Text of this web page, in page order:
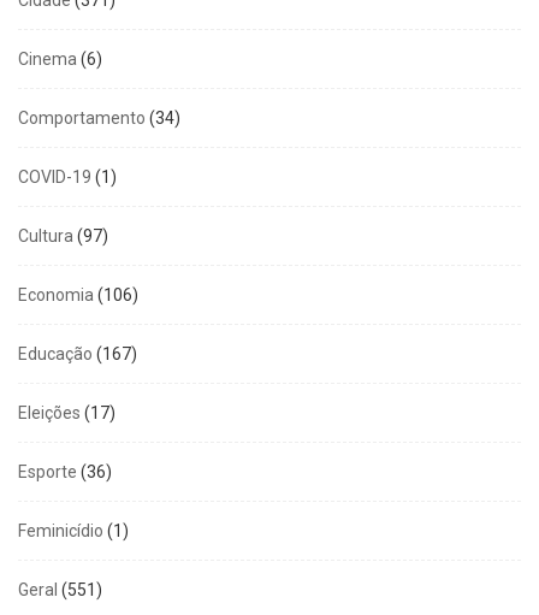
Cinema (6)
Comportamento (34)
COVID-19 (1)
Cultura (97)
Economia (106)
Educação (167)
Eleições (17)
Esporte (36)
Feminicídio (1)
Geral (551)